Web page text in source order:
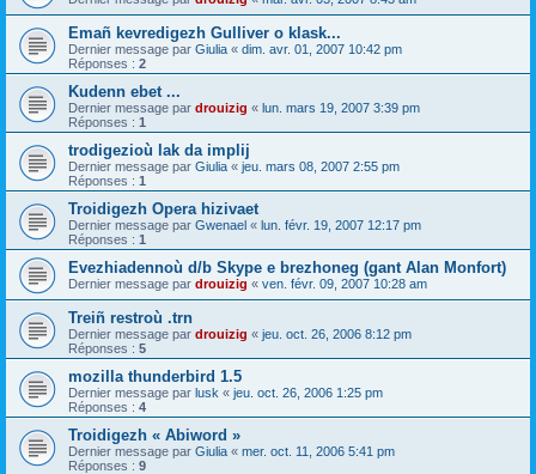
Emañ kevredigezh Gulliver o klask...
Dernier message par Giulia « dim. avr. 01, 2007 10:42 pm
Réponses : 2
Kudenn ebet ...
Dernier message par drouizig « lun. mars 19, 2007 3:39 pm
Réponses : 1
trodigezioù lak da implij
Dernier message par Giulia « jeu. mars 08, 2007 2:55 pm
Réponses : 1
Troidigezh Opera hizivaet
Dernier message par Gwenael « lun. févr. 19, 2007 12:17 pm
Réponses : 1
Evezhiadennoù d/b Skype e brezhoneg (gant Alan Monfort)
Dernier message par drouizig « ven. févr. 09, 2007 10:28 am
Treiñ restroù .trn
Dernier message par drouizig « jeu. oct. 26, 2006 8:12 pm
Réponses : 5
mozilla thunderbird 1.5
Dernier message par lusk « jeu. oct. 26, 2006 1:25 pm
Réponses : 4
Troidigezh « Abiword »
Dernier message par Giulia « mer. oct. 11, 2006 5:41 pm
Réponses : 9